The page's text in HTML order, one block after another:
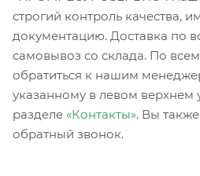
строгий контроль качества,
документацию. Доставка по
самовывоз со склада. По
обратиться к нашим
указанному в левом верхнем
разделе «Контакты». Вы
обратный звонок.